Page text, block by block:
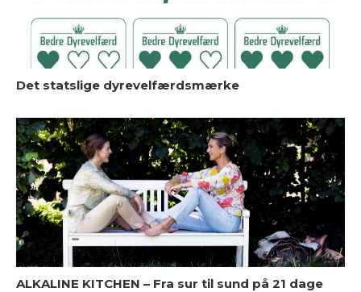
Det statslige dyrevelfærdsmærke
ALKALINE KITCHEN – Fra sur til sund på 21 dage